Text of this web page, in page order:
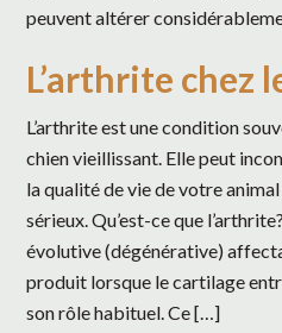
peuvent altérer
L’arthrite chez
L’arthrite est une condition
chien vieillissant. Elle peut
la qualité de vie de votre animal
sérieux. Qu’est-ce que
évolutive (dégénérative)
produit lorsque le cartilage
son rôle habituel. Ce […]